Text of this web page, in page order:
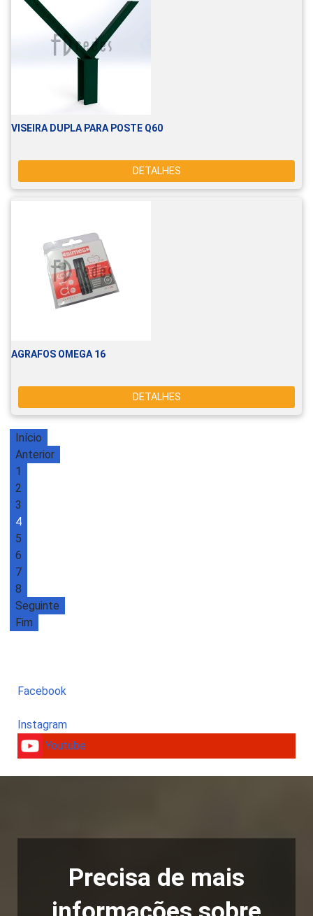
VISEIRA DUPLA PARA POSTE Q60
DETALHES
AGRAFOS OMEGA 16
DETALHES
Início
Anterior
1
2
3
4
5
6
7
8
Seguinte
Fim
Facebook
Instagram
Youtube
Precisa de mais